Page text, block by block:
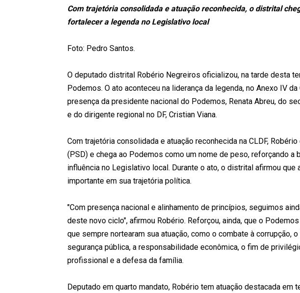
Com trajetória consolidada e atuação reconhecida, o distrital
fortalecer a legenda no Legislativo local
Foto: Pedro Santos.
O deputado distrital Robério Negreiros oficializou, na tarde desta
Podemos. O ato aconteceu na liderança da legenda, no Anexo IV
presença da presidente nacional do Podemos, Renata Abreu, do
e do dirigente regional no DF, Cristian Viana.
Com trajetória consolidada e atuação reconhecida na CLDF,
(PSD) e chega ao Podemos como um nome de peso, reforçando a
influência no Legislativo local. Durante o ato, o distrital afirmou
importante em sua trajetória política.
"Com presença nacional e alinhamento de princípios, seguimos
deste novo ciclo", afirmou Robério. Reforçou, ainda, que o
que sempre nortearam sua atuação, como o combate à corrupção,
segurança pública, a responsabilidade econômica, o fim de
profissional e a defesa da família.
Deputado em quarto mandato, Robério tem atuação destacada em